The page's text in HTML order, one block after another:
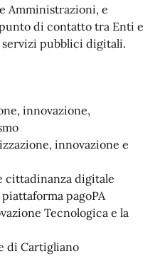
Amministrazioni, e
di contatto tra Enti e
pubblici digitali.
innovazione,
innovazione e
cittadinanza digitale
pagoPA
Tecnologica e la
di Cartigliano